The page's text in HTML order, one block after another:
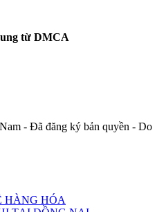
từ DMCA
- Đã đăng ký bản quyền - Do
HÀNG HÓA